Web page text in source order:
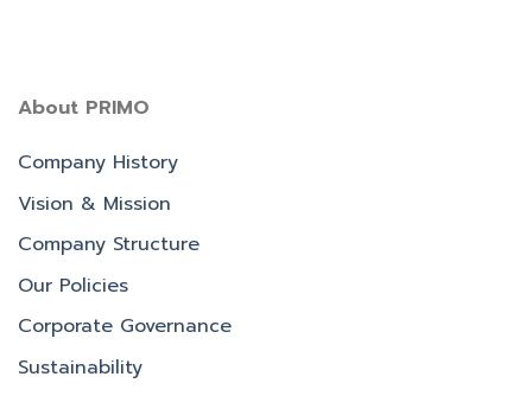
About PRIMO
Company History
Vision & Mission
Company Structure
Our Policies
Corporate Governance
Sustainability